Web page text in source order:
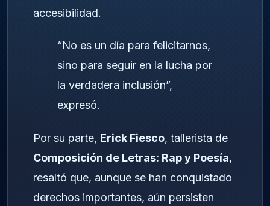
accesibilidad.
“No es un día para felicitarnos,
sino para seguir en la lucha por
la verdadera inclusión”,
expresó.
Por su parte, Erick Fiesco, tallerista de
Composición de Letras: Rap y Poesía,
resaltó que, aunque se han conquistado
derechos importantes, aún persisten